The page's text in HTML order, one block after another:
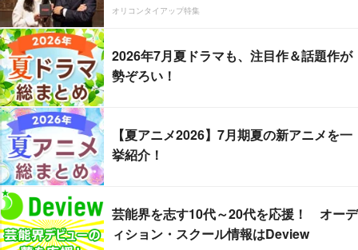
オリコンタイアップ特集
2026年7月夏ドラマも、注目作＆話題作が
勢ぞろい！
【夏アニメ2026】7月期夏の新アニメを一
挙紹介！
芸能界を志す10代～20代を応援！ オーデ
ィション・スクール情報はDeview